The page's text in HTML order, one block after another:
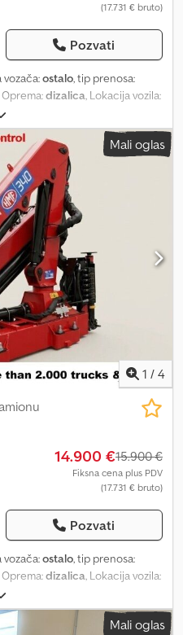
(17.731 € bruto)
Pozvati
vozača:ostalo, tip prenosa:
Oprema:dizalica, Lokacija vozila:
upravljanje grabilicom,
radio daljinsko
Nadogradnja: ARHIVSKA
upravljanje/Remote Control
velikim kapacitetom dizanja,
hidraulični domet 7,15 m,
do 435 kg na 7,15 m
985kg, 4,5m-695kg, 5,8m-
Aifjwa Lokacija: Trgo-Auto d.o.o.
/ Kroatien OPREMA BEZ
promene, prethodnu prodaju i
Mali oglas
1 / 4
14.900 €15.900 €
Fiksna cena plus PDV
(17.731 € bruto)
Pozvati
vozača:ostalo, tip prenosa:
, Oprema:dizalica , Lokacija vozila:
grabilicom, sklopivo,
daljinsko upravljanje, 3x
FOTOGRAFIJA, HMF
Mali oglas